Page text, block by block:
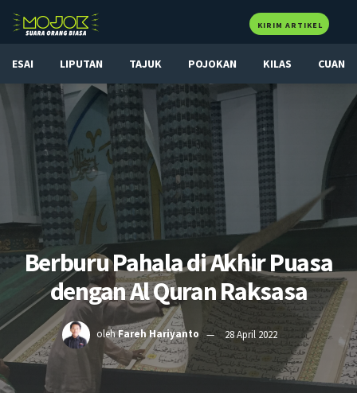
KIRIM ARTIKEL
ESAI LIPUTAN TAJUK POJOKAN KILAS CUAN
Berburu Pahala di Akhir Puasa
dengan Al Quran Raksasa
olehFareh Hariyanto 28 April 2022